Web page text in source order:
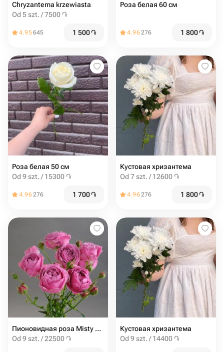
Chryzantema krzewiasta
Od 5 szt. / 7500 ֏
4.95645 1 500֏
Роза белая 60 см
4.96276 1 800֏
Роза белая 50 см
Od 9 szt. / 15300 ֏
4.96276 1 700֏
Кустовая хризантема
Od 7 szt. / 12600 ֏
4.96276 1 800֏
Пионовидная роза Misty Bubbles
Od 9 szt. / 22500 ֏
Кустовая хризантема
Od 9 szt. / 14400 ֏